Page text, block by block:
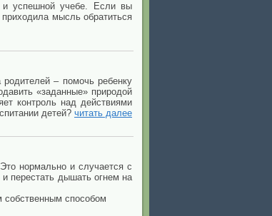
и успешной учебе. Если вы
мысль обратиться
родителей – помочь ребенку
«заданные» природой
контроль над действиями
детей? читать далее
нормально и случается с
и перестать дышать огнем на
собственным способом